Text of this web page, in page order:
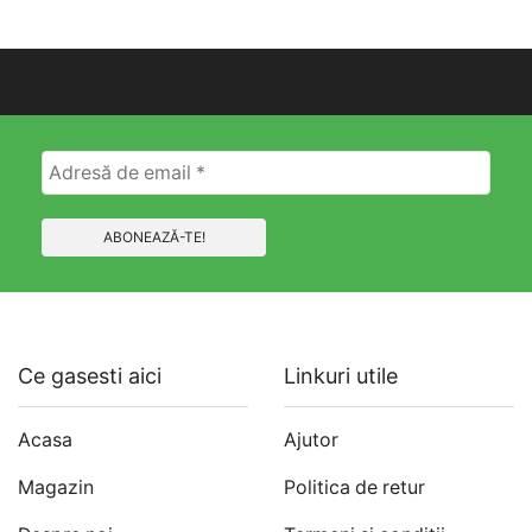
pagina
Ce gasesti aici
Acasa
Magazin
Linkuri utile
Ajutor
Politica de retur